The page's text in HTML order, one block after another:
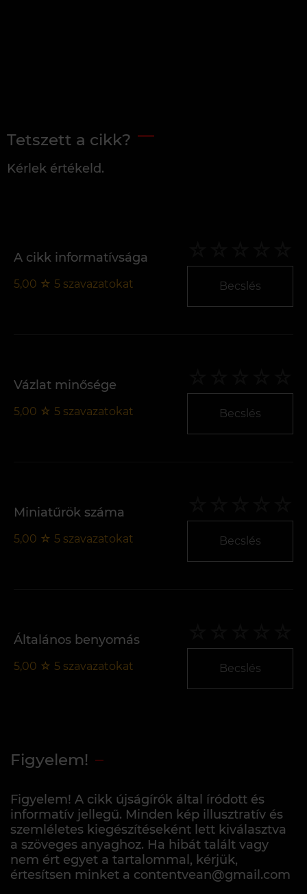
Tetszett a cikk?
Kérlek értékeld.
A cikk informatívsága
5,00 ☆ 5 szavazatokat Becslés
Vázlat minősége
5,00 ☆ 5 szavazatokat Becslés
Miniatűrök száma
5,00 ☆ 5 szavazatokat Becslés
Általános benyomás
5,00 ☆ 5 szavazatokat Becslés
Figyelem!
Figyelem! A cikk újságírók által íródott és
informatív jellegű. Minden kép illusztratív és
szemléletes kiegészítéseként lett kiválasztva
a szöveges anyaghoz. Ha hibát talált vagy
nem ért egyet a tartalommal, kérjük,
értesítsen minket a contentvean@gmail.com